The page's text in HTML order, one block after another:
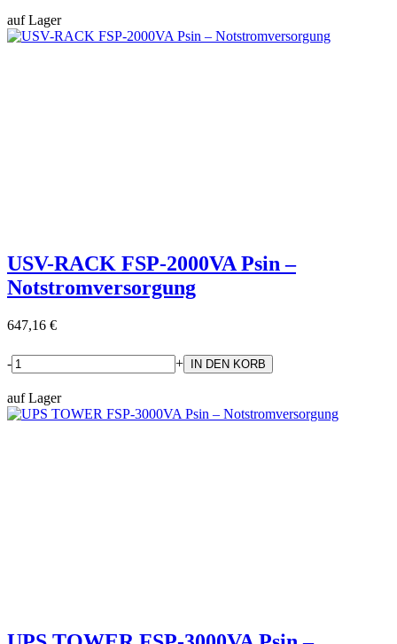
auf Lager
USV-RACK FSP-2000VA Psin –
Notstromversorgung
647,16 €
- +
auf Lager